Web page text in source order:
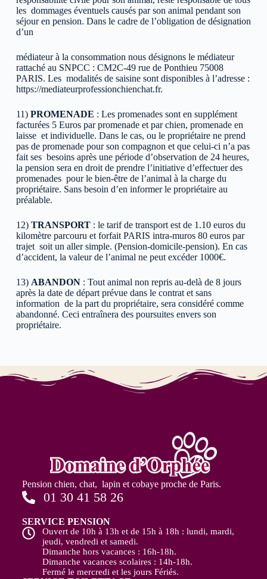
les dommages éventuels causés par son animal pendant son
séjour en pension. Dans le cadre de l’obligation de désignation
d’un
médiateur à la consommation nous désignons le médiateur
rattaché au SNPCC : CM2C-49 rue de Ponthieu 75008
PARIS. Les modalités de saisine sont disponibles à l’adresse :
https://mediateurprofessionchienchat.fr.
11) PROMENADE : Les promenades sont en supplément
facturées 5 Euros par promenade et par chien, promenade en
laisse et individuelle. Dans le cas, ou le propriétaire ne prend
pas de promenade pour son compagnon et que celui-ci n’a pas
fait ses besoins après une période d’observation de 24 heures,
la pension sera en droit de prendre l’initiative d’effectuer des
promenades pour le bien-être de l’animal à la charge du
propriétaire. Sans besoin d’en informer le propriétaire au
préalable.
12) TRANSPORT : le tarif de transport est de 1.10 euros du
kilomètre parcouru et forfait PARIS intra-muros 80 euros par
trajet soit un aller simple. (Pension-domicile-pension). En cas
d’accident, la valeur de l’animal ne peut excéder 1000€.
13) ABANDON : Tout animal non repris au-delà de 8 jours
après la date de départ prévue dans le contrat et sans
information de la part du propriétaire, sera considéré comme
abandonné. Ceci entraînera des poursuites envers son
propriétaire.
Pension chien, chat, lapin et cobaye proche de Paris.
01 30 41 58 26
SERVICE PENSION
Ouvert de 10h à 13h et de 15h à 18h : lundi, mardi,
jeudi, vendredi et samedi.
Dimanche hors vacances : 16h-18h.
Dimanche vacances scolaires : 14h-18h.
Fermé le mercredi et les jours Fériés.